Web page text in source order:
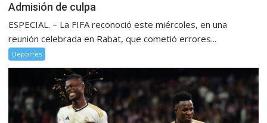
Admisión de culpa
ESPECIAL. – La FIFA reconoció este miércoles, en una
reunión celebrada en Rabat, que cometió errores...
Deportes